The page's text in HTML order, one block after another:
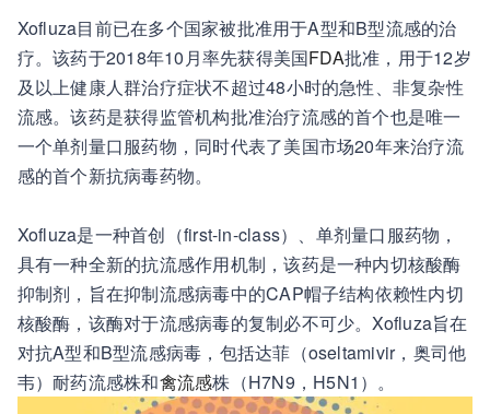
Xofluza目前已在多个国家被批准用于A型和B型流感的治
疗。该药于2018年10月率先获得美国FDA批准，用于12岁
及以上健康人群治疗症状不超过48小时的急性、非复杂性
流感。该药是获得监管机构批准治疗流感的首个也是唯一
一个单剂量口服药物，同时代表了美国市场20年来治疗流
感的首个新抗病毒药物。
Xofluza是一种首创（first-in-class）、单剂量口服药物，
具有一种全新的抗流感作用机制，该药是一种内切核酸酶
抑制剂，旨在抑制流感病毒中的CAP帽子结构依赖性内切
核酸酶，该酶对于流感病毒的复制必不可少。Xofluza旨在
对抗A型和B型流感病毒，包括达菲（oseltamivir，奥司他
韦）耐药流感株和禽流感株（H7N9，H5N1）。